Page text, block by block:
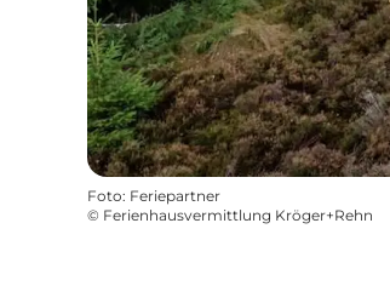
Foto: Feriepartner
© Ferienhausvermittlung Kröger+Rehn